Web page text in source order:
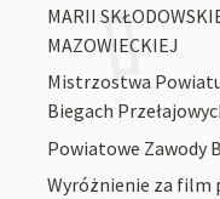
MARII
MAZOWIECKIEJ
Mistrzostwa
Biegach
Powiatowe Zawody
Wyróżnienie za film